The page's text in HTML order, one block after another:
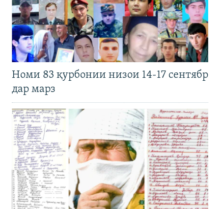
Номи 83 қурбонии низои 14-17 сентябр
дар марз